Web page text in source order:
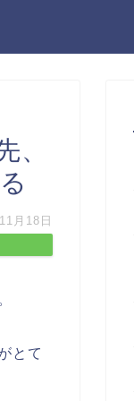
、
月18日
とて